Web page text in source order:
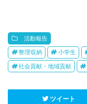
活動報告
整理収納 小学生
社会貢献・地域貢献
ツイート